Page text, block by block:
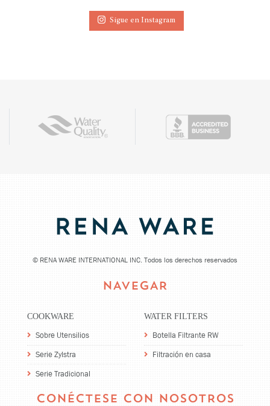
Sigue en Instagram
© RENA WARE INTERNATIONAL INC. Todos los derechos reservados
NAVEGAR
COOKWARE
Sobre Utensilios
Serie Zylstra
Serie Tradicional
WATER FILTERS
Botella Filtrante RW
Filtración en casa
CONÉCTESE CON NOSOTROS